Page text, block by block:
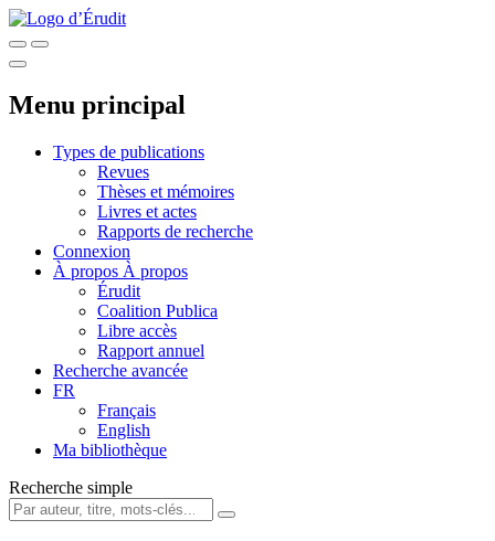
Menu principal
Types de publications
Revues
Thèses et mémoires
Livres et actes
Rapports de recherche
Connexion
À propos À propos
Érudit
Coalition Publica
Libre accès
Rapport annuel
Recherche avancée
FR
Français
English
Ma bibliothèque
Recherche simple